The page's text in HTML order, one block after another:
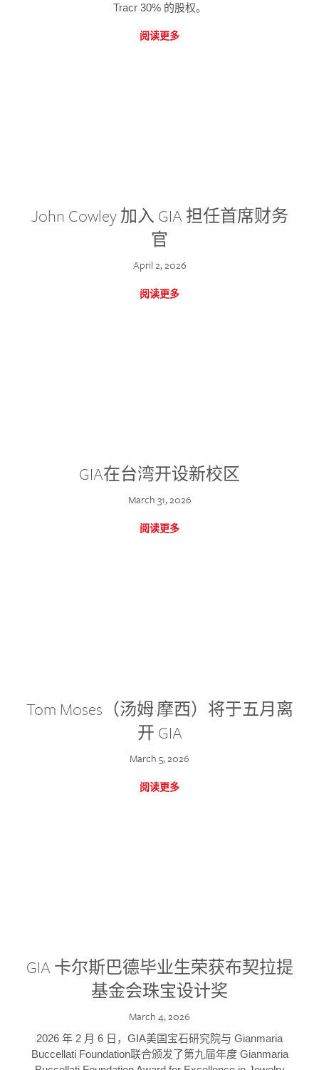
Tracr 30% 的股权。
阅读更多
John Cowley 加入 GIA 担任首席财务
官
April 2, 2026
阅读更多
GIA在台湾开设新校区
March 31, 2026
阅读更多
Tom Moses（汤姆·摩西）将于五月离
开 GIA
March 5, 2026
阅读更多
GIA 卡尔斯巴德毕业生荣获布契拉提
基金会珠宝设计奖
March 4, 2026
2026 年 2 月 6 日，GIA美国宝石研究院与 Gianmaria
Buccellati Foundation联合颁发了第九届年度 Gianmaria